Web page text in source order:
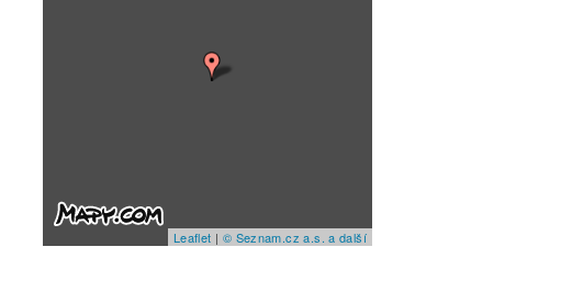
Leaflet | © Seznam.cz a.s. a další